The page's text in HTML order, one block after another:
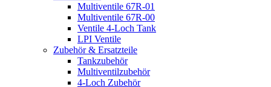
Multiventile 67R-01
Multiventile 67R-00
Ventile 4-Loch Tank
LPI Ventile
Zubehör & Ersatzteile
Tankzubehör
Multiventilzubehör
4-Loch Zubehör